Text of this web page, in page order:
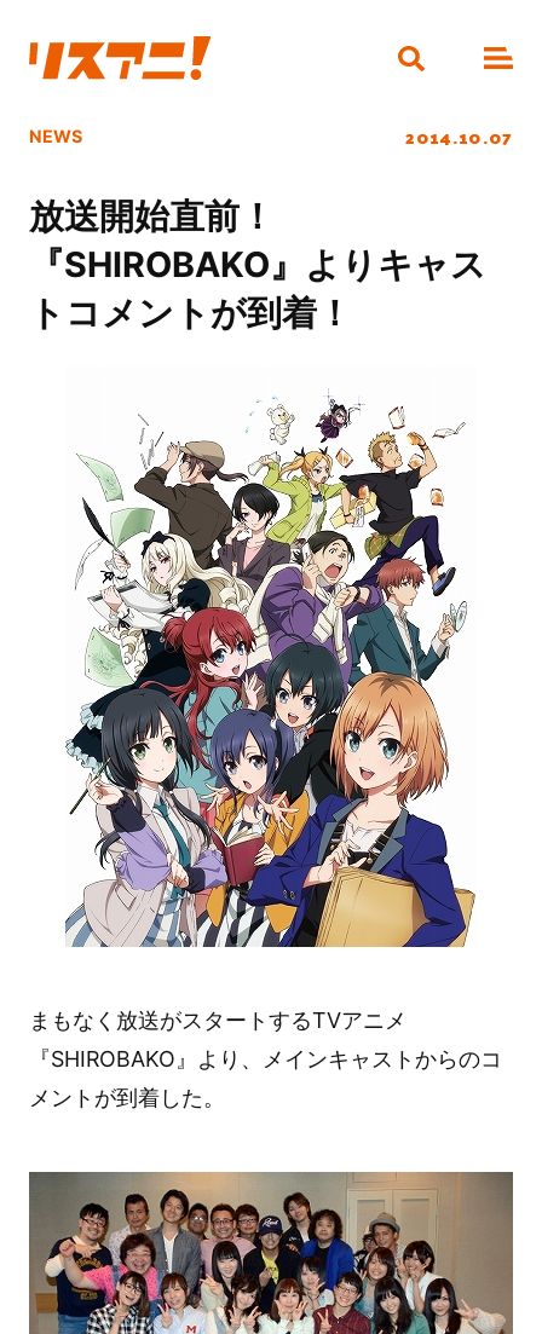
NEWS 2014.10.07
放送開始直前！
『SHIROBAKO』よりキャス
トコメントが到着！
まもなく放送がスタートするTVアニメ
『SHIROBAKO』より、メインキャストからのコ
メントが到着した。